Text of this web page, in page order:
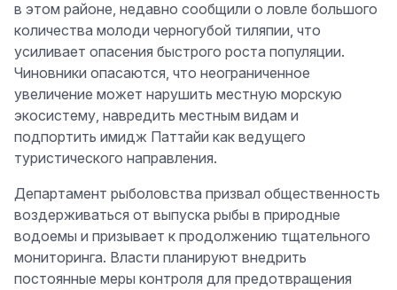
в этом районе, недавно сообщили о ловле большого
количества молоди черногубой тиляпии, что
усиливает опасения быстрого роста популяции.
Чиновники опасаются, что неограниченное
увеличение может нарушить местную морскую
экосистему, навредить местным видам и
подпортить имидж Паттайи как ведущего
туристического направления.
Департамент рыболовства призвал общественность
воздерживаться от выпуска рыбы в природные
водоемы и призывает к продолжению тщательного
мониторинга. Власти планируют внедрить
постоянные меры контроля для предотвращения